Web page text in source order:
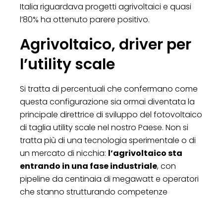
Italia riguardava progetti agrivoltaici e quasi
l’80% ha ottenuto parere positivo.
Agrivoltaico, driver per
l’utility scale
Si tratta di percentuali che confermano come
questa configurazione sia ormai diventata la
principale direttrice di sviluppo del fotovoltaico
di taglia utility scale nel nostro Paese. Non si
tratta più di una tecnologia sperimentale o di
un mercato di nicchia: l’agrivoltaico sta
entrando in una fase industriale, con
pipeline da centinaia di megawatt e operatori
che stanno strutturando competenze